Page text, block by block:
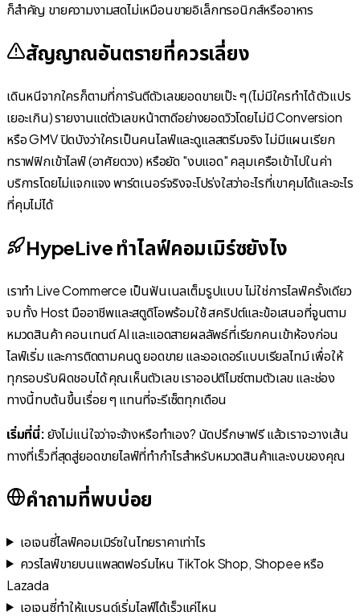
ก็สำคัญ ขายความงามสดไม่เหมือนขายอิเล็กทรอนิกส์หรืออาหาร
สัญญาณอันตรายที่ควรเลี่ยง
เดินหนีจากใครก็ตามที่การันตีตัวเลขยอดขายเป๊ะ ๆ (ไม่มีใครทำได้ ตัวแปร
เยอะเกิน) รายงานแต่ตัวเลขหน้าตาดีอย่างยอดวิวโดยไม่มี Conversion
หรือ GMV ปิดบังว่าใครเป็นคนไลฟ์และดูแลสตรีมจริง ไม่มีแผนเรียก
ทราฟฟิกเข้าไลฟ์ (อาศัยดวง) หรือยัด "งบแอด" คลุมเครือเข้าไปในค่า
บริการโดยไม่แจกแจง พาร์ตเนอร์จริงจะโปร่งใสว่าอะไรที่เขาคุมได้และอะไร
ที่คุมไม่ได้
HypeLive ทำไลฟ์คอมเมิร์ซยังไง
เราทำ Live Commerce เป็นฟันเนลเต็มรูปแบบ ไม่ใช่การไลฟ์ครั้งเดียว
จบ ทั้ง Host มืออาชีพและสตูดิโอพร้อมใช้ สคริปต์และข้อเสนอที่จูนตาม
หมวดสินค้า คอนเทนต์ AI และแอดสายผลลัพธ์ที่เรียกคนเข้าห้องก่อน
ไลฟ์เริ่ม และการติดตามคนดู ยอดขาย และออเดอร์แบบเรียลไทม์ เพื่อให้
ทุกรอบรับผิดชอบได้ คุณเห็นตัวเลข เราออปติไมซ์ตามตัวเลข และช่อง
ทางนี้ทบต้นขึ้นเรื่อย ๆ แทนที่จะรีเซ็ตทุกเดือน
เริ่มที่นี่:ยังไม่แน่ใจว่าจะจ้างหรือทำเอง? นัดปรึกษาฟรี แล้วเราจะวางเส้น
ทางที่เร็วที่สุดสู่ยอดขายไลฟ์ที่ทำกำไรสำหรับหมวดสินค้าและงบของคุณ
คำถามที่พบบ่อย
เอเจนซี่ไลฟ์คอมเมิร์ซในไทยราคาเท่าไร
ควรไลฟ์ขายบนแพลตฟอร์มไหน TikTok Shop, Shopee หรือ
Lazada
เอเจนซี่ทำให้แบรนด์เริ่มไลฟ์ได้เร็วแค่ไหน